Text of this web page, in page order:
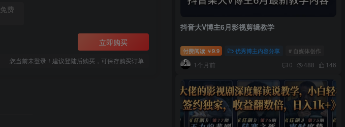
免费
立即购买
您当前未登录！建议登陆后购买，可保存购买订单
抖音大V博主6月影视剪辑教学
付费阅读 ￥9.9 优秀博主内容分享 # 自媒体创作
1个月前 0 488 146